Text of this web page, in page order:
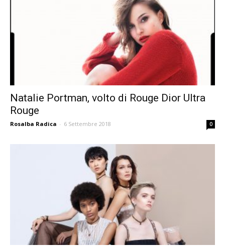
Natalie Portman, volto di Rouge Dior Ultra
Rouge
Rosalba Radica - 6 Settembre 2018 0